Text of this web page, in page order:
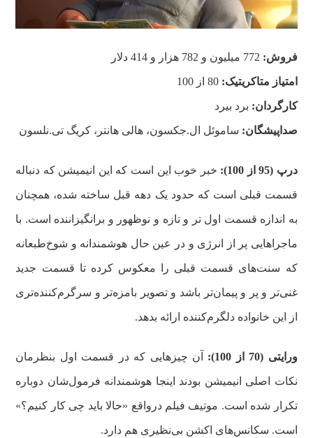
فروش:
امتیاز متاکریتیک: 80 از 100
کارگردان: برد بیرد
صداپیشگان: ساموئل ال.جکسون، هالی هانتر، کریگ تی.نلسون
درپ (95 از 100): خبر خوب این است که این انیمیشن که دنباله
قسمت قبلی است که حدود یک دهه قبل ساخته شده، همچنان
به اندازه قسمت اول تر و تازه و نوظهور و برانگیزاننده است. با
ماجراهایی پر از انرژی و در عین حال هوشمندانه و شوخ‌طبعانه
که سنت‌های قسمت قبلی را معکوس کرده تا قسمت جدید
غنی‌تر و پر و پیمان‌تر باشد و تصویر بامزه‌تر و سرگرم‌کننده‌تری
از این خانواده دلگرم‌کننده ارائه بدهد.
ورایتی (70 از 100): آن چیزهایی که در قسمت اول بنظرمان
نکات اصلی انیمیشن بودند اینجا هوشمندانه فرمول‌شان دوباره
تکرار شده است. موتیف فیلم درواقع «حالا باید چی کار کنیم؟»
است. سکانس‌های اکشن بی‌نظیری هم دارد.